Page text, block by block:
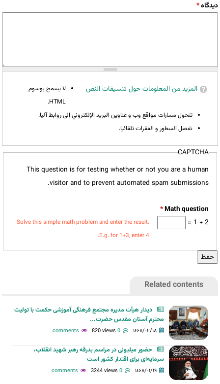
‏دیدگاه ‏*
المزيد من المعلومات حول تنسيقات النص
لا يسمح بوسوم
HTML.
تتحول مسارات مواقع وب و عناوين البريد الإلكتروني إلى روابط آليا.
تفصل السطور و الفقرات تلقائيا.
CAPTCHA
This question is for testing whether or not you are a human
visitor and to prevent automated spam submissions.
*
2 + 1 =
Solve this simple math problem and enter the result.
E.g. for 1+3, enter 4.
Related contents
دیدار هیأت مدیره مجتمع فرهنگی آموزشی حکمت با تولیت
محترم آستان مقدس حضرت...
١٤٤٨/٠٢/١٨ 0 comments
820 views
حضور میلیونی در مراسم بدرقه رهبر شهید انقلاب،
سرمایه‌ای برای اقتدار کشور است
١٤٤٨/٠١/١٩ 0 comments
3244 views